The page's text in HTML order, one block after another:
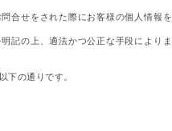
合せをされた際にお客様の個人情報を
記の上、適法かつ公正な手段によりま
下の通りです。